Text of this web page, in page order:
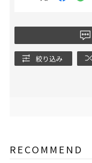
絞り込み
RECOMMEND